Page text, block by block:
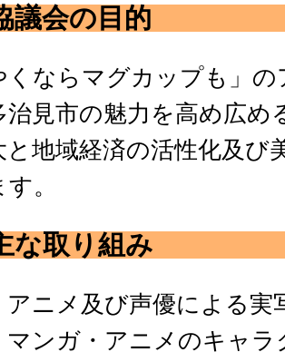
会の目的
くならマグカップも」
治見市の魅力を高め広め
と地域経済の活性化及び
。
取り組み
ニメ及び声優による実
ンガ・アニメのキャラ